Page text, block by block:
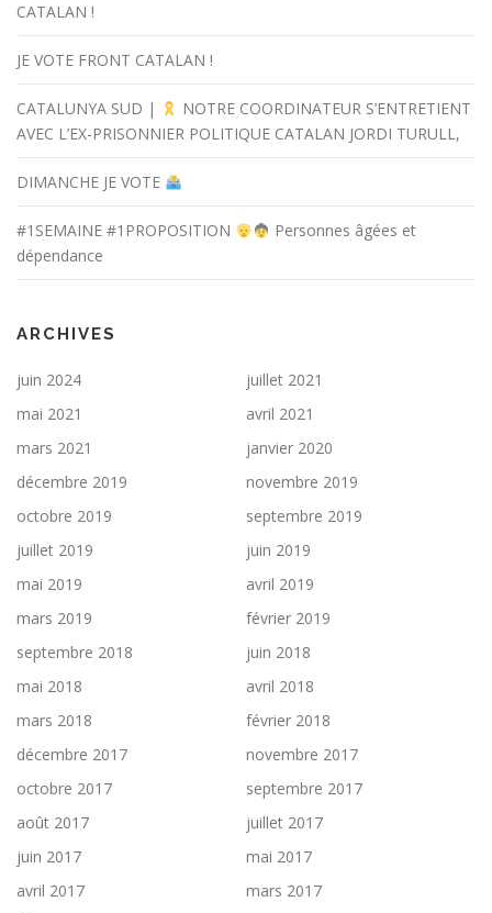
CATALAN !
JE VOTE FRONT CATALAN !
CATALUNYA SUD |
NOTRE COORDINATEUR S’ENTRETIENT
AVEC L’EX-PRISONNIER POLITIQUE CATALAN JORDI TURULL,
DIMANCHE JE VOTE
#1SEMAINE #1PROPOSITION
Personnes âgées et
dépendance
ARCHIVES
juin 2024
juillet 2021
mai 2021
avril 2021
mars 2021
janvier 2020
décembre 2019
novembre 2019
octobre 2019
septembre 2019
juillet 2019
juin 2019
mai 2019
avril 2019
mars 2019
février 2019
septembre 2018
juin 2018
mai 2018
avril 2018
mars 2018
février 2018
décembre 2017
novembre 2017
octobre 2017
septembre 2017
août 2017
juillet 2017
juin 2017
mai 2017
avril 2017
mars 2017